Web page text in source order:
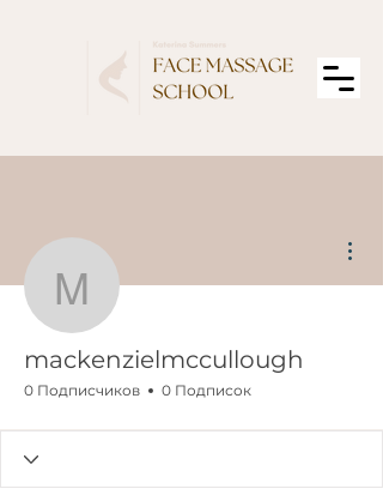
mackenzielmccullough
0 Подписчиков 0 Подписок